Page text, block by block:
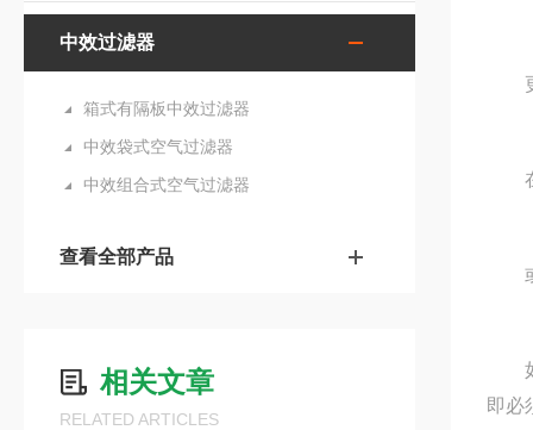
中效过滤器
箱式有隔板中效过滤器
中效袋式空气过滤器
中效组合式空气过滤器
查看全部产品
相关文章
RELATED ARTICLES
更
在
或
如
即必